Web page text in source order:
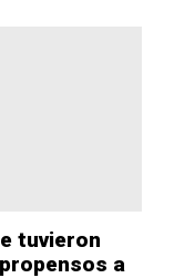
tuvieron
a